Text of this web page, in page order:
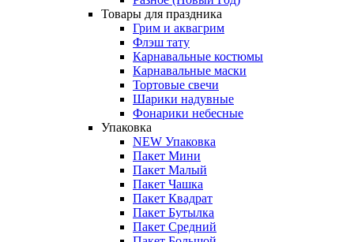
Товары для праздника
Грим и аквагрим
Флэш тату
Карнавальные костюмы
Карнавальные маски
Тортовые свечи
Шарики надувные
Фонарики небесные
Упаковка
NEW Упаковка
Пакет Мини
Пакет Малый
Пакет Чашка
Пакет Квадрат
Пакет Бутылка
Пакет Средний